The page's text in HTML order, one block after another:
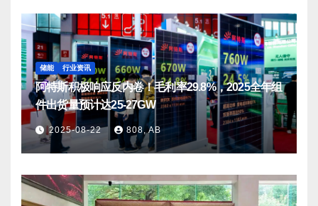
储能 行业资讯
阿特斯积极响应反内卷！毛利率29.8%，2025全年组
件出货量预计达25-27GW
2025-08-22 808, AB